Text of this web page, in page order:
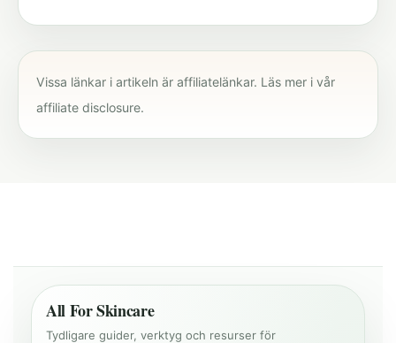
Vissa länkar i artikeln är affiliatelänkar. Läs mer i vår
affiliate disclosure.
All For Skincare
Tydligare guider, verktyg och resurser för